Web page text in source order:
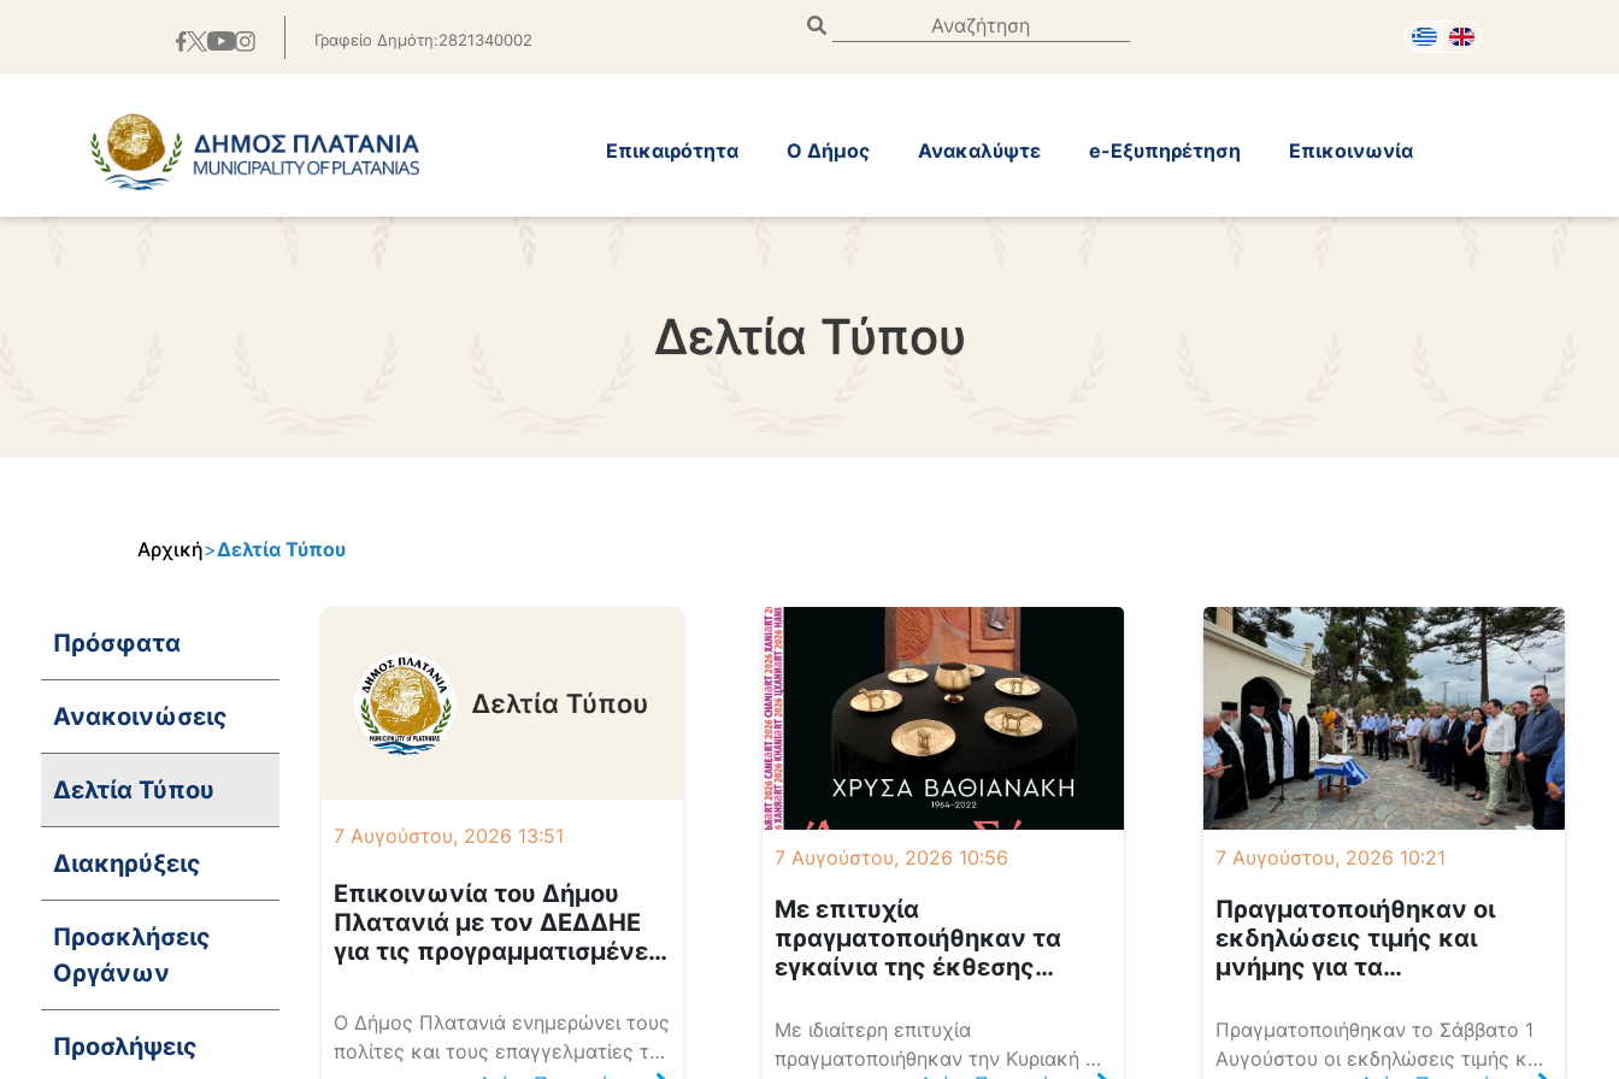
Γραφείο Δημότη:2821340002
Επικαιρότητα Ο Δήμος Ανακαλύψτε e-Εξυπηρέτηση Επικοινωνία
Δελτία Τύπου
Αρχική>Δελτία Τύπου
7 Αυγούστου, 2026 13:51
Επικοινωνία του Δήμου
Πλατανιά με τον ΔΕΔΔΗΕ
για τις προγραμματισμένες
στην Κοινότητα Πλατανιά
Ο Δήμος Πλατανιά ενημερώνει τους
πολίτες και τους επαγγελματίες της
7 Αυγούστου, 2026 10:56
Με επιτυχία
πραγματοποιήθηκαν τα
εγκαίνια της έκθεσης
Μουσείο Σύγχρονης Τέχνης
Χανίων – Ελαιουργείον, στο
Με ιδιαίτερη επιτυχία
πραγματοποιήθηκαν την Κυριακή 2
7 Αυγούστου, 2026 10:21
Πραγματοποιήθηκαν οι
εκδηλώσεις τιμής και
μνήμης για τα
Αλικιανού και του Σκινέ
στον Δήμο Πλατανιά
Πραγματοποιήθηκαν το Σάββατο 1
Αυγούστου οι εκδηλώσεις τιμής και
Πρόσφατα
Ανακοινώσεις
Δελτία Τύπου
Διακηρύξεις
Προσκλήσεις
Οργάνων
Προσλήψεις